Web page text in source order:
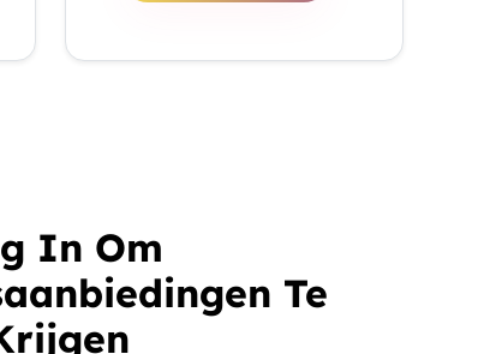
In Om
Te